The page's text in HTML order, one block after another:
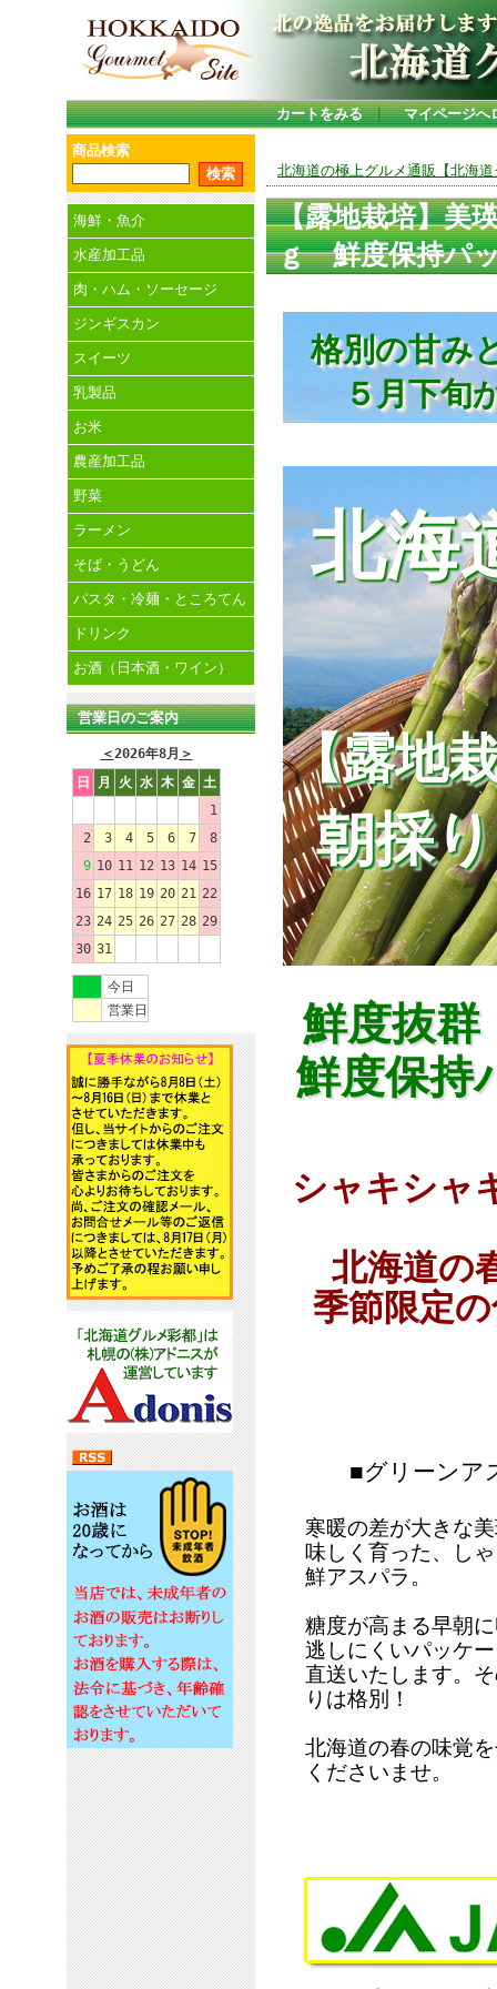
カートをみる｜ マイページへ
商品検索
海鮮・魚介
水産加工品
肉・ハム・ソーセージ
ジンギスカン
スイーツ
乳製品
お米
農産加工品
野菜
ラーメン
そば・うどん
パスタ・冷麺・ところてん
ドリンク
お酒（日本酒・ワイン）
営業日のご案内
＜2026年8月 ＞
日
月 火 水 木 金 土
1
2
3 4 5 6 7
8
9 10 11 12 13 14 15
16 17 18 19 20 21 22
23 24 25 26 27 28 29
30 31
今日
営業日
北海道の極上グルメ通販【北海道
【露地栽培】
ｇ 鮮度保持パ
格別の甘み
５月下旬
北海
【露地
朝採
鮮度抜群
鮮度保持
シャキシャ
北海道の
季節限定
■グリーンア
寒暖の差が大きな
味しく育った、し
鮮アスパラ。
糖度が高まる早朝
逃しにくいパッケ
直送いたします。
りは格別！
北海道の春の味覚
くださいませ。